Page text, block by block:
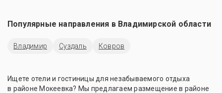
Популярные направления в Владимирской области
Владимир Суздаль Ковров
Ищете отели и гостиницы для незабываемого отдыха
в районе Мокеевка? Мы предлагаем размещение в районе